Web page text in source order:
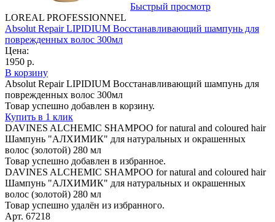
Быстрый просмотр
LOREAL PROFESSIONNEL
Absolut Repair LIPIDIUM Восстанавливающий шампунь для
поврежденных волос 300мл
Цена:
1950 р.
В корзину
Absolut Repair LIPIDIUM Восстанавливающий шампунь для
поврежденных волос 300мл
Товар успешно добавлен в корзину.
Купить в 1 клик
DAVINES ALCHEMIC SHAMPOO for natural and coloured hair
Шампунь "АЛХИМИК" для натуральных и окрашенных
волос (золотой) 280 мл
Товар успешно добавлен в избранное.
DAVINES ALCHEMIC SHAMPOO for natural and coloured hair
Шампунь "АЛХИМИК" для натуральных и окрашенных
волос (золотой) 280 мл
Товар успешно удалён из избранного.
Арт. 67218